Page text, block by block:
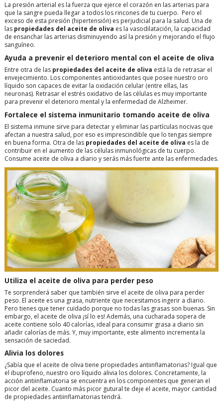
La presión arterial es la fuerza que ejerce el corazón en las arterias para
que la sangre pueda llegar a todos los rincones de tu cuerpo. Pero el
exceso de esta presión (hipertensión) es perjudicial para la salud. Una de
las propiedades del aceite de oliva es la vasodilatación, la capacidad
de ensanchar las arterias disminuyendo así la presión y mejorando el flujo
sanguíneo.
Ayuda a prevenir el deterioro mental con el aceite de oliva
Entre otra de las propiedades del aceite de oliva está la de retrasar el
envejecimiento. Los componentes antioxidantes que posee nuestro oro
líquido son capaces de evitar la oxidación celular (entre ellas, las
neuronas). Retrasar el estrés oxidativo de las células es muy importante
para prevenir el deterioro mental y la enfermedad de Alzheimer.
Fortalece el sistema inmunitario tomando aceite de oliva
El sistema inmune sirve para detectar y eliminar las partículas nocivas que
afectan a nuestra salud, por eso es imprescindible que lo tengas siempre
en buena forma. Otra de las propiedades del aceite de oliva es la de
contribuir en el aumento de las células inmunológicas de tu cuerpo.
Consume aceite de oliva a diario y serás más fuerte ante las enfermedades.
Utiliza el aceite de oliva para perder peso
Te sorprenderá saber que también sirve el aceite de oliva para perder
peso. El aceite es una grasa, nutriente que necesitamos ingerir a diario.
Pero tienes que tener cuidado porque no todas las grasas son buenas. Sin
embargo, el aceite de oliva ¡sí lo es! Además, una cucharada sopera de
aceite contiene solo 40 calorías, ideal para consumir grasa a diario sin
añadir calorías de más. Y, muy importante, este alimento incrementa la
sensación de saciedad.
Alivia los dolores
¿Sabía que el aceite de oliva tiene propiedades antiinflamatorias? Igual que
el ibuprofeno, nuestro oro líquido alivia los dolores. Concretamente, la
acción antiinflamatoria se encuentra en los componentes que generan el
picor del aceite. Cuanto más picor gutural te deje el aceite, mayor cantidad
de propiedades antiinflamatorias tendrá.